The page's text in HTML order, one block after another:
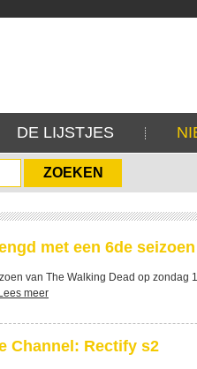
DE LIJSTJES
met een 6de seizoen
van The Walking Dead op zondag
Lees meer
Channel: Rectify s2